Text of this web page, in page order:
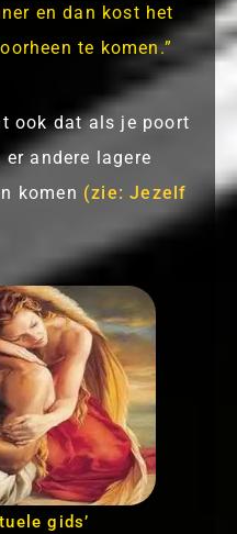
en dan kost het
te komen.”
ook dat als je poort
andere lagere
komen (zie: Jezelf
gids’